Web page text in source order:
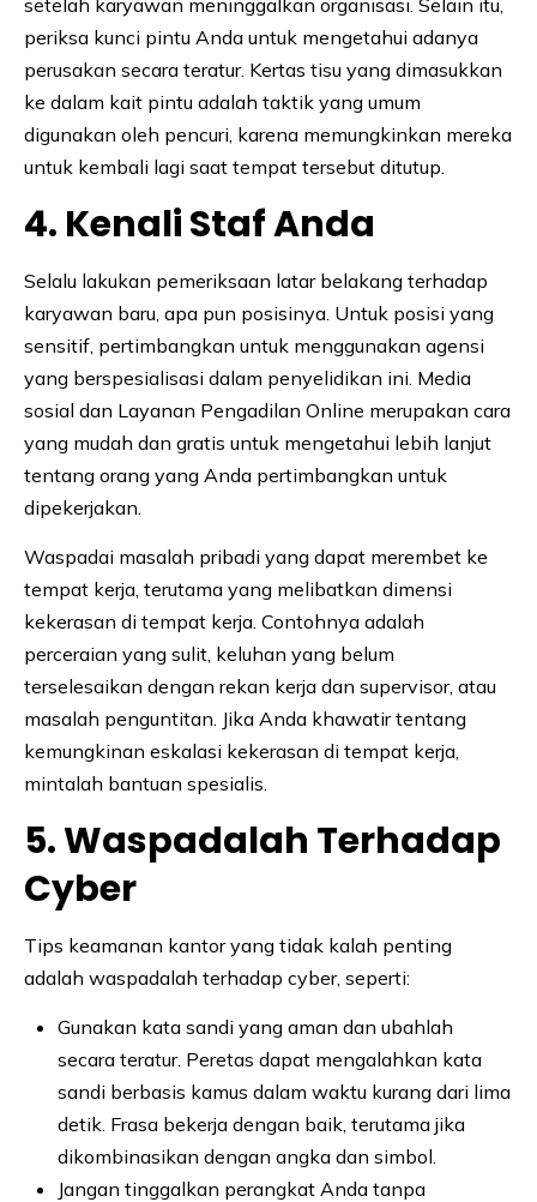
periksa kunci pintu Anda untuk mengetahui adanya
perusakan secara teratur. Kertas tisu yang dimasukkan
ke dalam kait pintu adalah taktik yang umum
digunakan oleh pencuri, karena memungkinkan mereka
untuk kembali lagi saat tempat tersebut ditutup.
4. Kenali Staf Anda
Selalu lakukan pemeriksaan latar belakang terhadap
karyawan baru, apa pun posisinya. Untuk posisi yang
sensitif, pertimbangkan untuk menggunakan agensi
yang berspesialisasi dalam penyelidikan ini. Media
sosial dan Layanan Pengadilan Online merupakan cara
yang mudah dan gratis untuk mengetahui lebih lanjut
tentang orang yang Anda pertimbangkan untuk
dipekerjakan.
Waspadai masalah pribadi yang dapat merembet ke
tempat kerja, terutama yang melibatkan dimensi
kekerasan di tempat kerja. Contohnya adalah
perceraian yang sulit, keluhan yang belum
terselesaikan dengan rekan kerja dan supervisor, atau
masalah penguntitan. Jika Anda khawatir tentang
kemungkinan eskalasi kekerasan di tempat kerja,
mintalah bantuan spesialis.
5. Waspadalah Terhadap
Cyber
Tips keamanan kantor yang tidak kalah penting
adalah waspadalah terhadap cyber, seperti:
Gunakan kata sandi yang aman dan ubahlah
secara teratur. Peretas dapat mengalahkan kata
sandi berbasis kamus dalam waktu kurang dari lima
detik. Frasa bekerja dengan baik, terutama jika
dikombinasikan dengan angka dan simbol.
Jangan tinggalkan perangkat Anda tanpa